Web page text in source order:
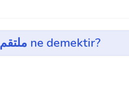
mültekım ~ ملتقم ne demektir?